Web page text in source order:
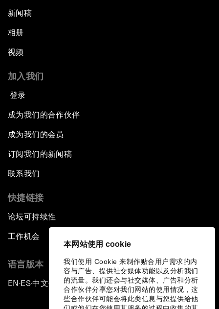
本网站使用 cookie
我们使用 Cookie 来制作贴合用户需求的内
容与广告、提供社交媒体功能以及分析我们
的流量。我们还会与社交媒体、广告和分析
合作伙伴分享您对我们网站的使用情况，这
些合作伙伴可能会将此类信息与您提供给他
新闻稿
相册
视频
加入我们
登录
成为我们的合作伙伴
成为我们的会员
订阅我们的新闻稿
联系我们
快捷链接
论坛可持续性
工作机会
语言版本
EN ▪ ES▪中文▪ 日本語